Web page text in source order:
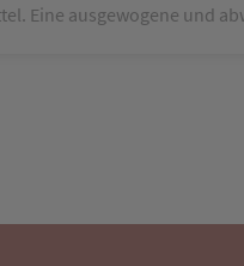
Eine ausgewogene und